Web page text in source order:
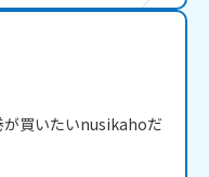
が買いたいnusikahoだ